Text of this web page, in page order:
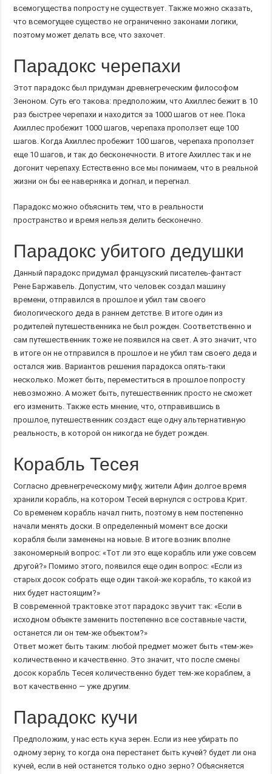
всемогущества попросту не существует. Также можно сказать,
что всемогущее существо не ограниченно законами логики,
поэтому может делать все, что захочет.
Парадокс черепахи
Этот парадокс был придуман древнегреческим философом
Зеноном. Суть его такова: предположим, что Ахиллес бежит в 10
раз быстрее черепахи и находится за 1000 шагов от нее. Пока
Ахиллес пробежит 1000 шагов, черепаха проползет еще 100
шагов. Когда Ахиллес пробежит 100 шагов, черепаха проползет
еще 10 шагов, и так до бесконечности. В итоге Ахиллес так и не
догонит черепаху. Естественно все мы понимаем, что в реальной
жизни он бы ее наверняка и догнал, и перегнал.
Парадокс можно объяснить тем, что в реальности
пространство и время нельзя делить бесконечно.
Парадокс убитого дедушки
Данный парадокс придумал французский писателеь-фантаст
Рене Баржавель. Допустим, что человек создал машину
времени, отправился в прошлое и убил там своего
биологического деда в раннем детстве. В итоге один из
родителей путешественника не был рожден. Соответственно и
сам путешественник тоже не появился на свет. А это значит, что
в итоге он не отправился в прошлое и не убил там своего деда и
остался жив. Вариантов решения парадокса опять-таки
несколько. Может быть, переместиться в прошлое попросту
невозможно. А может быть, путешественник просто не сможет
его изменить. Также есть мнение, что, отправившись в
прошлое, путешественник создаст еще одну альтернативную
реальность, в которой он никогда не будет рожден.
Корабль Тесея
Согласно древнегреческому мифу, жители Афин долгое время
хранили корабль, на котором Тесей вернулся с острова Крит.
Со временем корабль начал гнить, поэтому в нем постепенно
начали менять доски. В определенный момент все доски
корабля были заменены на новые. В итоге возник вполне
закономерный вопрос: «Тот ли это еще корабль или уже совсем
другой?» Помимо этого, появился еще один вопрос: «Если из
старых досок собрать еще один такой-же корабль, то какой из
них будет настоящим?»
В современной трактовке этот парадокс звучит так: «Если в
исходном объекте заменить постепенно все составные части,
останется ли он тем-же объектом?»
Ответ может быть таким: любой предмет может быть «тем-же»
количественно и качественно. Это значит, что после смены
досок корабль Тесея количественно будет тем-же кораблем, а
вот качественно — уже другим.
Парадокс кучи
Предположим, у нас есть куча зерен. Если из нее убирать по
одному зерну, то когда она перестанет быть кучей? будет ли она
кучей, если в ней останется только одно зерно? Объясняется